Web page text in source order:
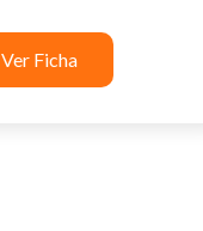
Ver Ficha